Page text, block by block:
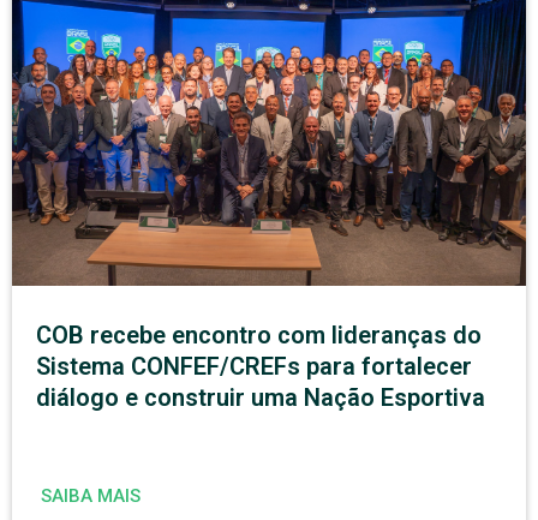
COB recebe encontro com lideranças do
Sistema CONFEF/CREFs para fortalecer
diálogo e construir uma Nação Esportiva
SAIBA MAIS